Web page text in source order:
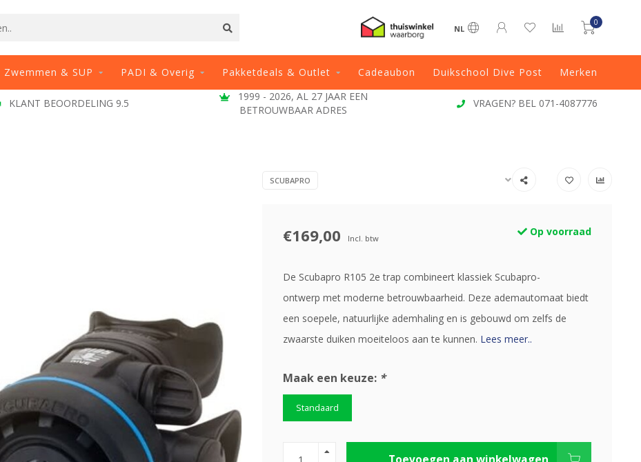
NL
0
Zwemmen & SUP PADI & Overig Pakketdeals & Outlet Cadeaubon Duikschool Dive Post Merken
KLANT BEOORDELING 9.5
1999 - 2026, AL 27 JAAR EEN
BETROUWBAAR ADRES
VRAGEN? BEL 071-4087776
SCUBAPRO
€169,00 Incl. btw
Op voorraad
De Scubapro R105 2e trap combineert klassiek Scubapro-
ontwerp met moderne betrouwbaarheid. Deze ademautomaat biedt
een soepele, natuurlijke ademhaling en is gebouwd om zelfs de
zwaarste duiken moeiteloos aan te kunnen. Lees meer..
Maak een keuze: *
Standaard